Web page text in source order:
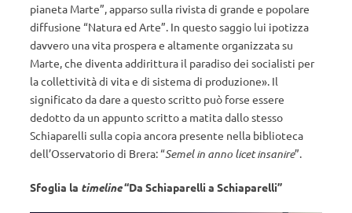
pianeta Marte”, apparso sulla rivista di grande e popolare
diffusione “Natura ed Arte”. In questo saggio lui ipotizza
davvero una vita prospera e altamente organizzata su
Marte, che diventa addirittura il paradiso dei socialisti per
la collettività di vita e di sistema di produzione». Il
significato da dare a questo scritto può forse essere
dedotto da un appunto scritto a matita dallo stesso
Schiaparelli sulla copia ancora presente nella biblioteca
dell’Osservatorio di Brera: “Semel in anno licet insanire”.
Sfoglia la timeline“Da Schiaparelli a Schiaparelli”